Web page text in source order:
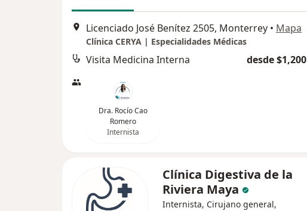
Licenciado José Benítez 2505, Monterrey • Mapa
Clínica CERYA | Especialidades Médicas
Visita Medicina Interna desde $1,200
Dra. Rocío Cao
Romero
Internista
Clínica Digestiva de la
Riviera Maya
Internista, Cirujano general,